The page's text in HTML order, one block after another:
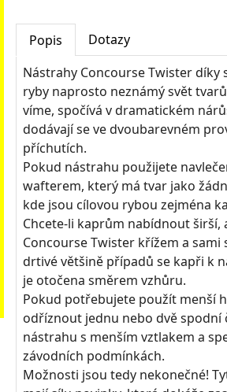
Popis
Dotazy
Nástrahy Concourse Twister
ryby naprosto neznámý svět
víme, spočívá v dramatickém
dodávají se ve dvoubarevném
příchutích.
Pokud nástrahu použijete
wafterem, který má tvar jako
kde jsou cílovou rybou zejména
Chcete-li kaprům nabídnout širší,
Concourse Twister křížem a
drtivé většině případů se kapři k
je otočena směrem vzhůru.
Pokud potřebujete použít menší
odříznout jednu nebo dvě spodní
nástrahu s menším vztlakem a
závodních podmínkách.
Možnosti jsou tedy nekonečné!